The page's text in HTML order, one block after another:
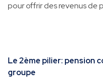
pour offrir des revenus de
Le 2ème pilier: pension
groupe